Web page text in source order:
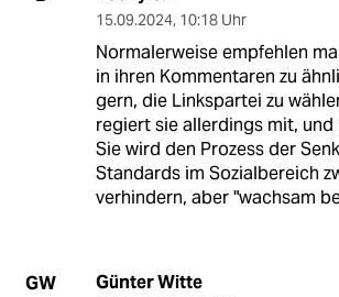
15.09.2024, 10:18 Uhr
Normalerweise empfehlen
in ihren Kommentaren zu
gern, die Linkspartei zu
regiert sie allerdings mit, und
Sie wird den Prozess der
Standards im Sozialbereich
verhindern, aber "wachsam
GW Günter Witte